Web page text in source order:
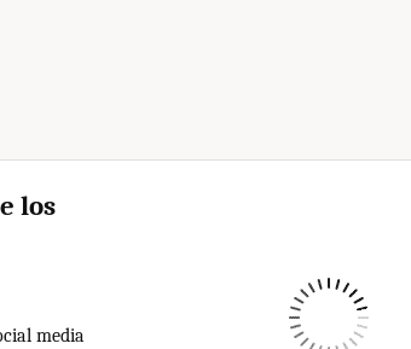
los
media